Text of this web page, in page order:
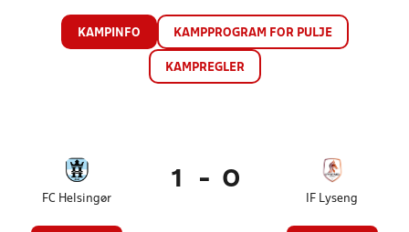
KAMPINFO KAMPPROGRAM FOR PULJE
KAMPREGLER
FC Helsingør
1 - 0
IF Lyseng